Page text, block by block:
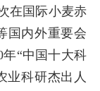
在国际小麦赤
国内外重要会
“中国十大科
业科研杰出人